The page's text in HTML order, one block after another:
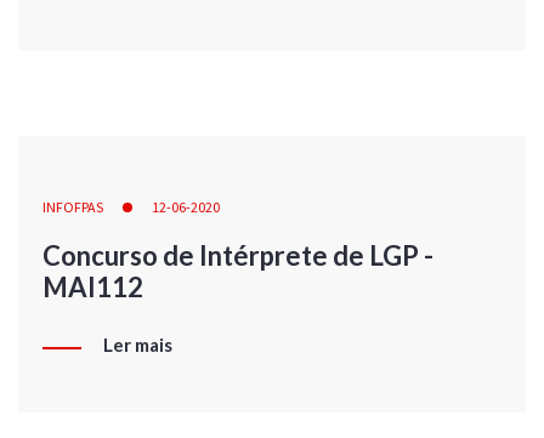
INFOFPAS 12-06-2020
Concurso de Intérprete de LGP -
MAI112
Ler mais